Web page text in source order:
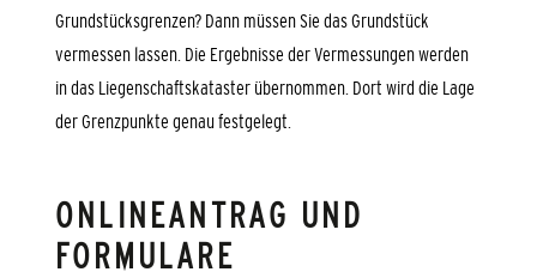
Grundstücksgrenzen? Dann müssen Sie das Grundstück
vermessen lassen. Die Ergebnisse der Vermessungen werden
in das Liegenschaftskataster übernommen. Dort wird die Lage
der Grenzpunkte genau festgelegt.
ONLINEANTRAG UND
FORMULARE